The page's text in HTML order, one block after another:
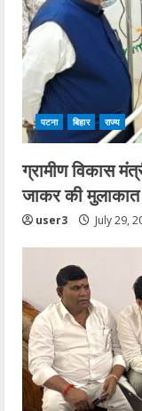
a
d
i
n
g
पटना बिहार राज्य
ग्रामीण विकास
जाकर की मुलाकात
user3 July 29,